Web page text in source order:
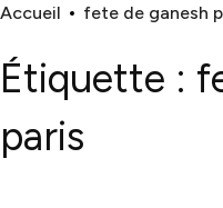
Accueil fete de ganesh
Étiquette :
paris